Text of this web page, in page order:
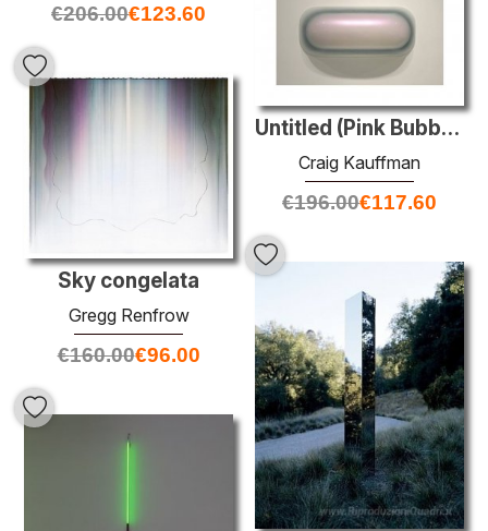
€206.00€123.60
Untitled (Pink Bubble)
Craig Kauffman
€196.00€117.60
Sky congelata
Gregg Renfrow
€160.00€96.00